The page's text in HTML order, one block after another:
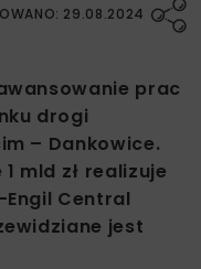
29.08.2024
prac
drogi
– Dankowice.
mld zł realizuje
Central
jest